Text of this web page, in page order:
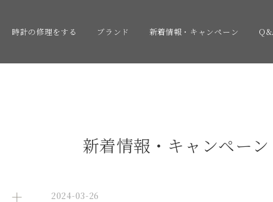
時計の修理をする ブランド 新着情報・キャンペーン
新着情報・キャンペーン
2024-03-26